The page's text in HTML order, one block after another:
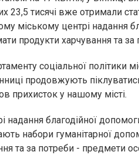
23,5 тисячі вже отримали
міському центрі надання
продукти харчування та за
соціальної політики
продовжують
прихисток у нашому місті.
надання благодійної
набори гуманітарної
та за потреби - предмети